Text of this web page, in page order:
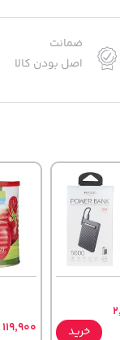
ضمانت
اصل بودن کالا
خرید
119,900